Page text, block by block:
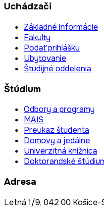
Uchádzači
Základné informácie
Fakulty
Podať prihlášku
Ubytovanie
Študijné oddelenia
Štúdium
Odbory a programy
MAIS
Preukaz študenta
Domovy a jedálne
Univerzitná knižnica
Doktorandské
Adresa
Letná 1/9, 042 00 Košice-